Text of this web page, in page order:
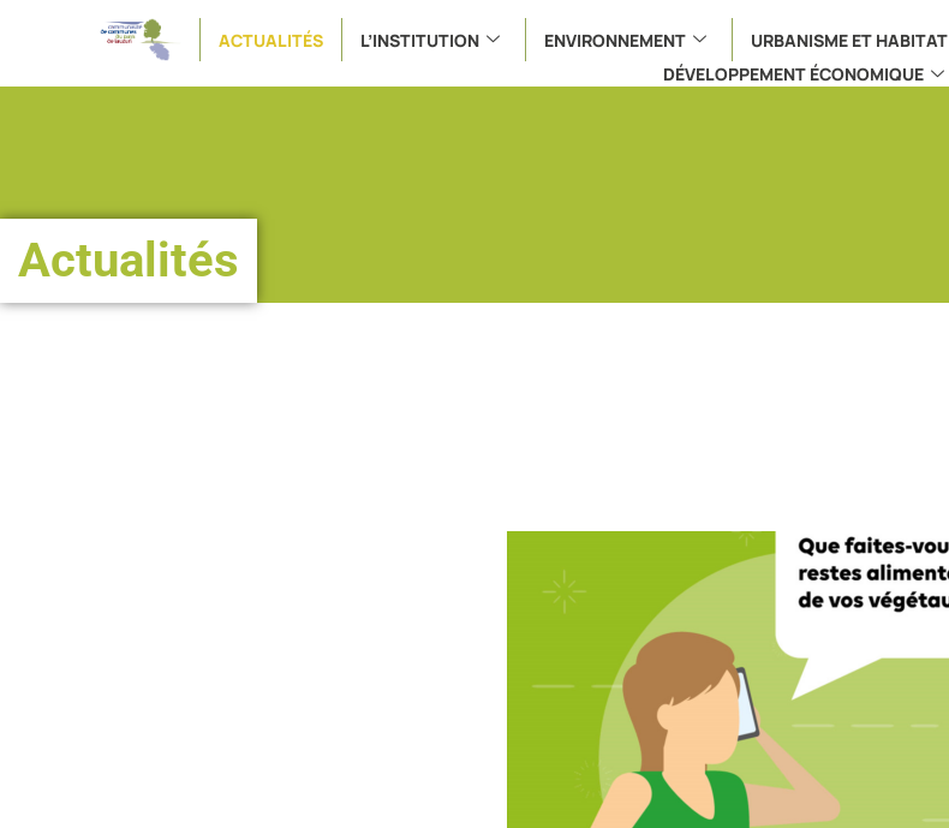
ACTUALITÉS L’INSTITUTION ENVIRONNEMENT URBANISME ET HABITAT
DÉVELOPPEMENT ÉCONOMIQUE
Actualités